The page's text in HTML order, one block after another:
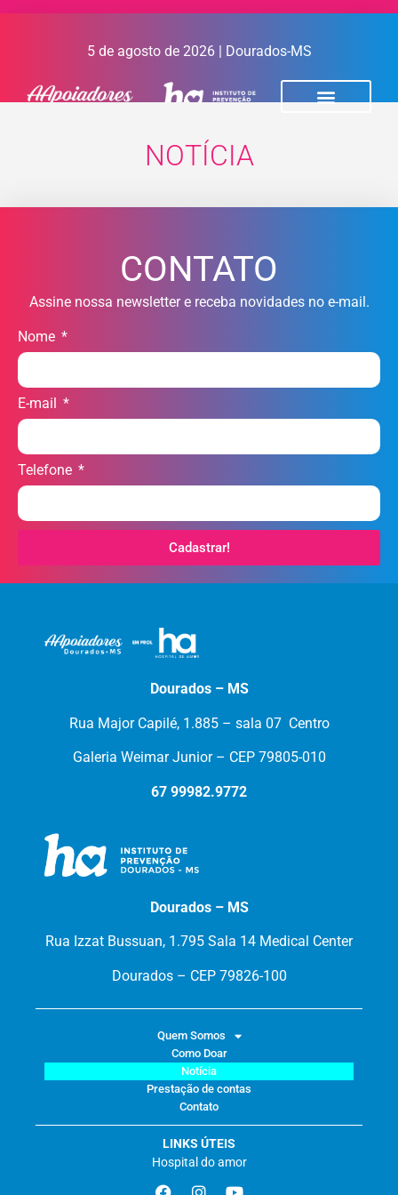
5 de agosto de 2026 | Dourados-MS
NOTÍCIA
CONTATO
Assine nossa newsletter e receba novidades no e-mail.
Nome
E-mail
Telefone
Cadastrar!
Dourados – MS
Rua Major Capilé, 1.885 – sala 07 Centro
Galeria Weimar Junior – CEP 79805-010
67 99982.9772
Dourados – MS
Rua Izzat Bussuan, 1.795 Sala 14 Medical Center
Dourados – CEP 79826-100
Quem Somos
Como Doar
Notícia
Prestação de contas
Contato
LINKS ÚTEIS
Hospital do amor